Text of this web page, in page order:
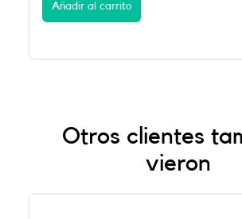
Añadir al carrito
Otros clientes
vieron